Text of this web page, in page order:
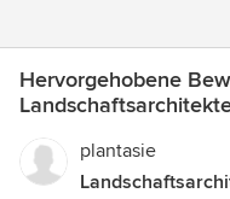
Hervorgehobene
plantasie